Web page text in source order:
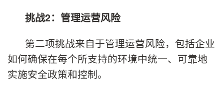
挑战2：管理运营风险
第二项挑战来自于管理运营风险，包括企业
如何确保在每个所支持的环境中统一、可靠地
实施安全政策和控制。